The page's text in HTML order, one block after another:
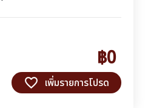
฿0
favorite_border เพิ่มรายการโปรด